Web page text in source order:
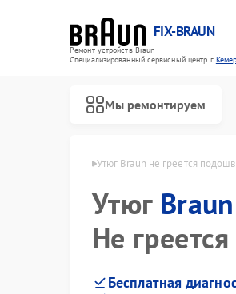
FIX-BRAUN
Ремонт устройств Braun
Специализированный cервисный центр г.
Мы ремонтируем
Утюг Braun не греется
Утюг Braun
Не
Бесплатная